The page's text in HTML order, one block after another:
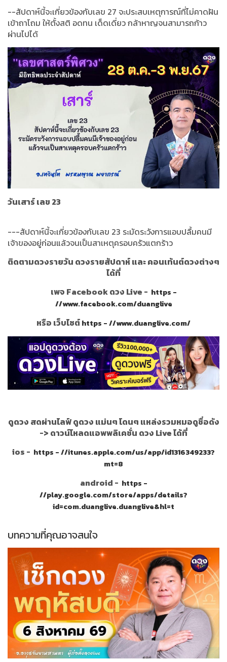
--สัปดาห์นี้จะเกี่ยวข้องกับเลข 27 จะประสบเหตุการณ์ที่ไม่คาดฝัน
เข้าถาโถม ให้ตั้งสติ อดทน เด็ดเดี่ยว กล้าหาญจนสามารถก้าว
ผ่านไปได้
วันเสาร์ เลข 23
---สัปดาห์นี้จะเกี่ยวข้องกับเลข 23 ระมัดระวังการแอบปลื้มคนมี
เจ้าของอยู่ก่อนแล้วจนเป็นสาเหตุครอบครัวแตกร้าว
ติดตามดวงรายวัน ดวงรายสัปดาห์ และ คอนเท้นต์ดวงต่างๆ
ได้ที่
เพจ Facebook ดวง Live - https -
//www.facebook.com/duanglive
หรือ เว็บไซต์https - //www.duanglive.com/
ดูดวง สดผ่านไลฟ์ ดูดวง แม่นๆ โดนๆ แหล่งรวมหมอดูชื่อดัง
-> ดาวน์โหลดแอพพลิเคชั่น ดวง Live ได้ที่
ios - https - //itunes.apple.com/us/app/id1316349233?
mt=8
android - https -
//play.google.com/store/apps/details?
id=com.duanglive.duanglive&hl=t
บทความที่คุณอาจสนใจ